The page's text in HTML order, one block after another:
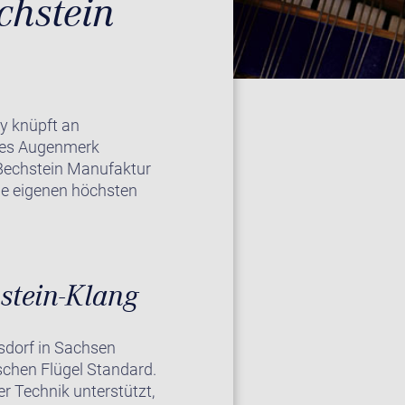
knüpft an
Augenmerk
Manufaktur
eigenen höchsten
Klang
in Sachsen
Flügel Standard.
Technik unterstützt,